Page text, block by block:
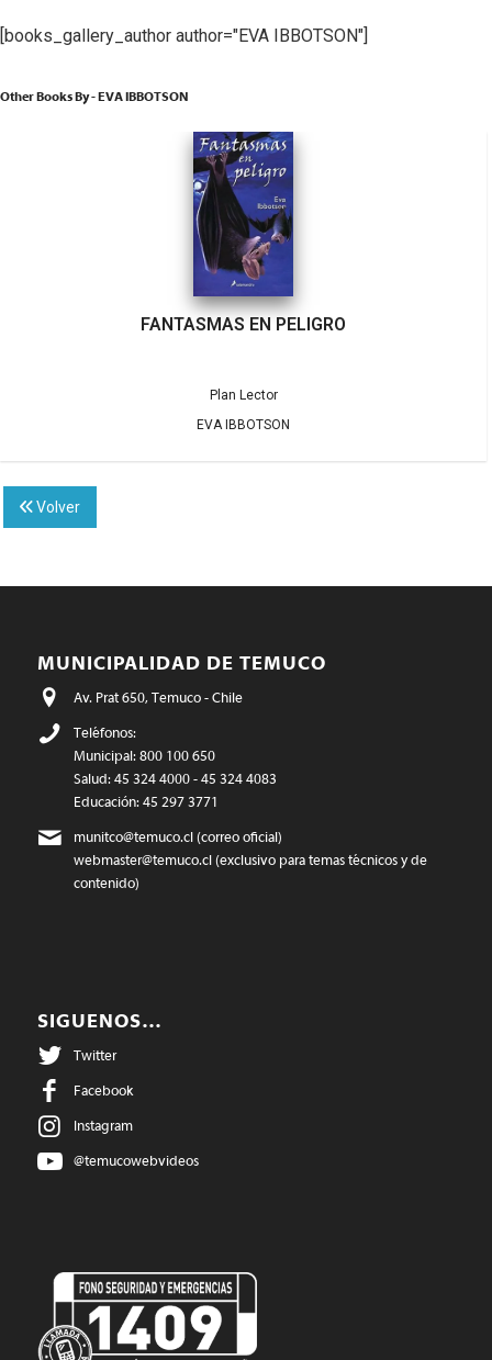
[books_gallery_author author="EVA IBBOTSON"]
Other Books By - EVA IBBOTSON
FANTASMAS EN PELIGRO
Plan Lector
EVA IBBOTSON
Volver
MUNICIPALIDAD DE TEMUCO
Av. Prat 650, Temuco - Chile
Teléfonos:
Municipal: 800 100 650
Salud: 45 324 4000 - 45 324 4083
Educación: 45 297 3771
munitco@temuco.cl(correo oficial)
webmaster@temuco.cl(exclusivo para temas técnicos y de
contenido)
SIGUENOS…
Twitter
Facebook
Instagram
@temucowebvideos